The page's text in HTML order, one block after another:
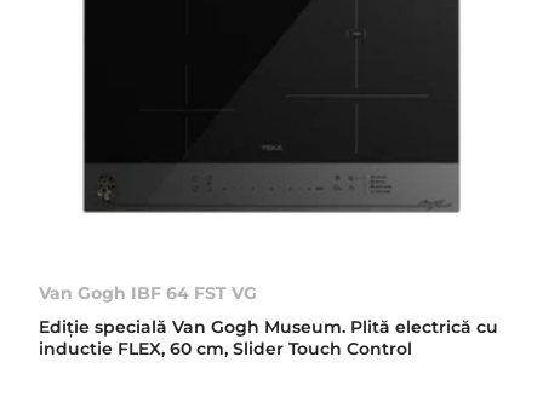
Van Gogh IBF 64 FST VG
Ediție specială Van Gogh Museum. Plită electrică cu
inductie FLEX, 60 cm, Slider Touch Control